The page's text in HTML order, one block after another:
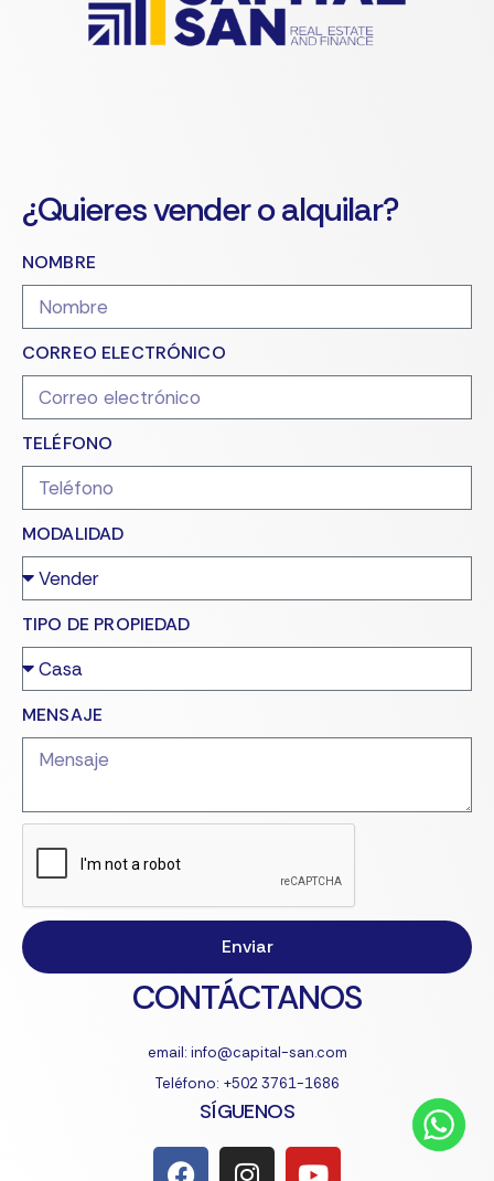
¿Quieres vender o alquilar?
NOMBRE
CORREO ELECTRÓNICO
TELÉFONO
MODALIDAD
TIPO DE PROPIEDAD
MENSAJE
Enviar
CONTÁCTANOS
email: info@capital-san.com
Teléfono: +502 3761-1686
SÍGUENOS